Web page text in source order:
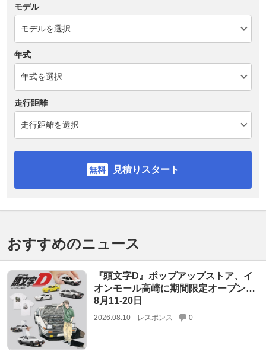
モデル
年式
走行距離
見積りスタート
おすすめのニュース
『頭文字D』ポップアップストア、イ
オンモール高崎に期間限定オープン…
8月11‐20日
2026.08.10 レスポンス 0